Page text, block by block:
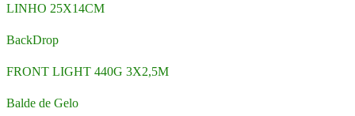
LINHO 25X14CM
BackDrop
FRONT LIGHT 440G 3X2,5M
Balde de Gelo